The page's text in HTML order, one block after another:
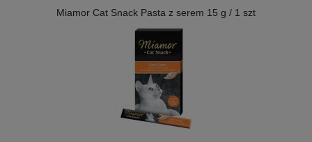
Miamor Cat Snack Pasta z serem 15 g / 1 szt